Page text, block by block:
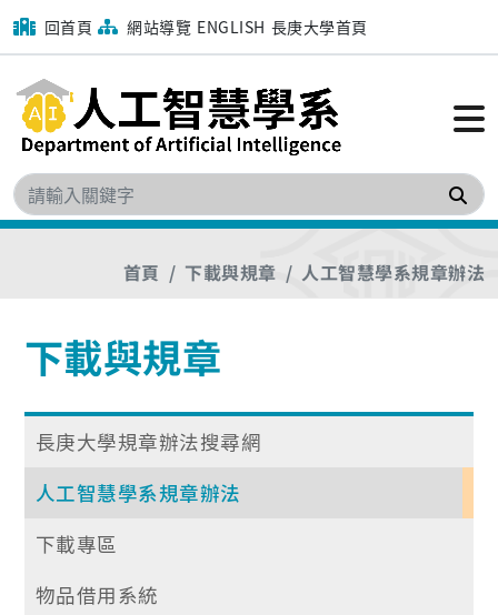
回首頁 網站導覽 ENGLISH 長庚大學首頁
搜
首頁 下載與規章 人工智慧學系規章辦法
下載與規章
長庚大學規章辦法搜尋網
人工智慧學系規章辦法
下載專區
物品借用系統